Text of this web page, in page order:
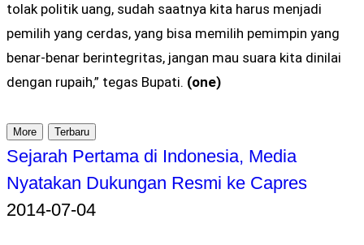
tolak politik uang, sudah saatnya kita harus menjadi
pemilih yang cerdas, yang bisa memilih pemimpin yang
benar-benar berintegritas, jangan mau suara kita dinilai
dengan rupaih,” tegas Bupati. (one)
More Terbaru
Sejarah Pertama di Indonesia, Media
Nyatakan Dukungan Resmi ke Capres
2014-07-04